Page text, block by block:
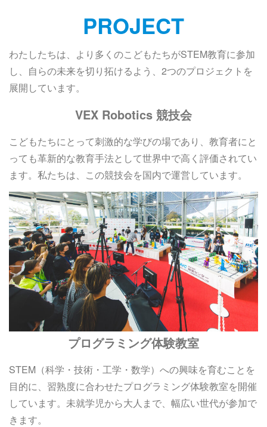
PROJECT
わたしたちは、より多くのこどもたちがSTEM教育に参加
し、自らの未来を切り拓けるよう、2つのプロジェクトを
展開しています。
VEX Robotics 競技会
こどもたちにとって刺激的な学びの場であり、教育者にと
っても革新的な教育手法として世界中で高く評価されてい
ます。私たちは、この競技会を国内で運営しています。
プログラミング体験教室
STEM（科学・技術・工学・数学）への興味を育むことを
目的に、習熟度に合わせたプログラミング体験教室を開催
しています。未就学児から大人まで、幅広い世代が参加で
きます。